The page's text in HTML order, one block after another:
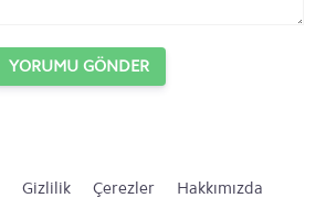
YORUMU GÖNDER
Gizlilik Çerezler Hakkımızda